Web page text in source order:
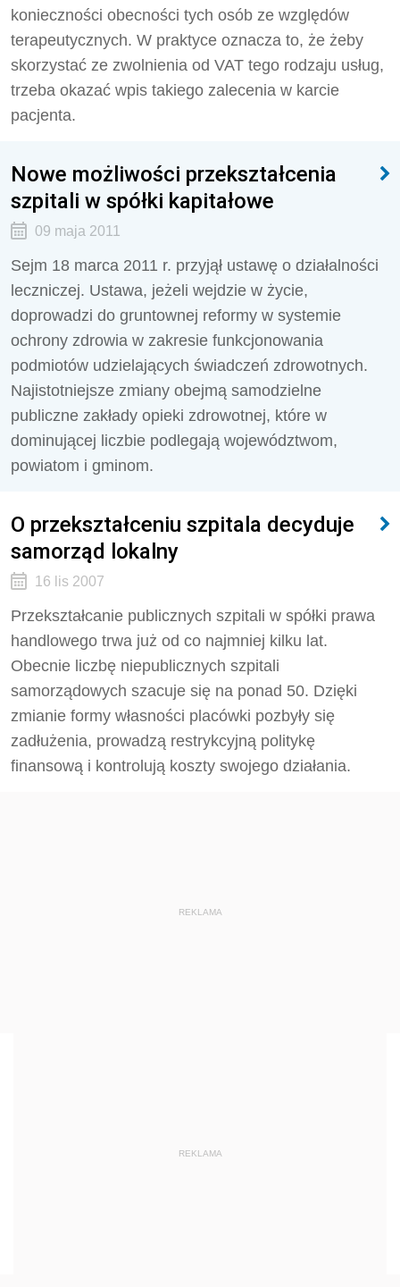
konieczności obecności tych osób ze względów
terapeutycznych. W praktyce oznacza to, że żeby
skorzystać ze zwolnienia od VAT tego rodzaju usług,
trzeba okazać wpis takiego zalecenia w karcie
pacjenta.
Nowe możliwości przekształcenia
szpitali w spółki kapitałowe
09 maja 2011
Sejm 18 marca 2011 r. przyjął ustawę o działalności
leczniczej. Ustawa, jeżeli wejdzie w życie,
doprowadzi do gruntownej reformy w systemie
ochrony zdrowia w zakresie funkcjonowania
podmiotów udzielających świadczeń zdrowotnych.
Najistotniejsze zmiany obejmą samodzielne
publiczne zakłady opieki zdrowotnej, które w
dominującej liczbie podlegają województwom,
powiatom i gminom.
O przekształceniu szpitala decyduje
samorząd lokalny
16 lis 2007
Przekształcanie publicznych szpitali w spółki prawa
handlowego trwa już od co najmniej kilku lat.
Obecnie liczbę niepublicznych szpitali
samorządowych szacuje się na ponad 50. Dzięki
zmianie formy własności placówki pozbyły się
zadłużenia, prowadzą restrykcyjną politykę
finansową i kontrolują koszty swojego działania.
REKLAMA
REKLAMA